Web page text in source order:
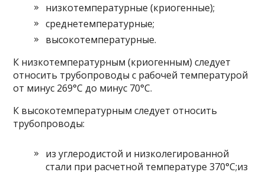
низкотемпературные (криогенные);
среднетемпературные;
высокотемпературные.
К низкотемпературным (криогенным) следует
относить трубопроводы с рабочей температурой
от минус 269°С до минус 70°С.
К высокотемпературным следует относить
трубопроводы:
из углеродистой и низколегированной
стали при расчетной температуре 370°С;из